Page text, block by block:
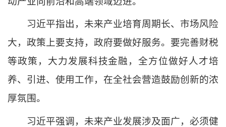
习近平指出，未来产业培育周期长、市场风险
大，政策上要支持，政府要做好服务。要完善财税
等政策，大力发展科技金融，全方位做好人才培
养、引进、使用工作，在全社会营造鼓励创新的浓
厚氛围。
习近平强调，未来产业发展涉及面广，必须健